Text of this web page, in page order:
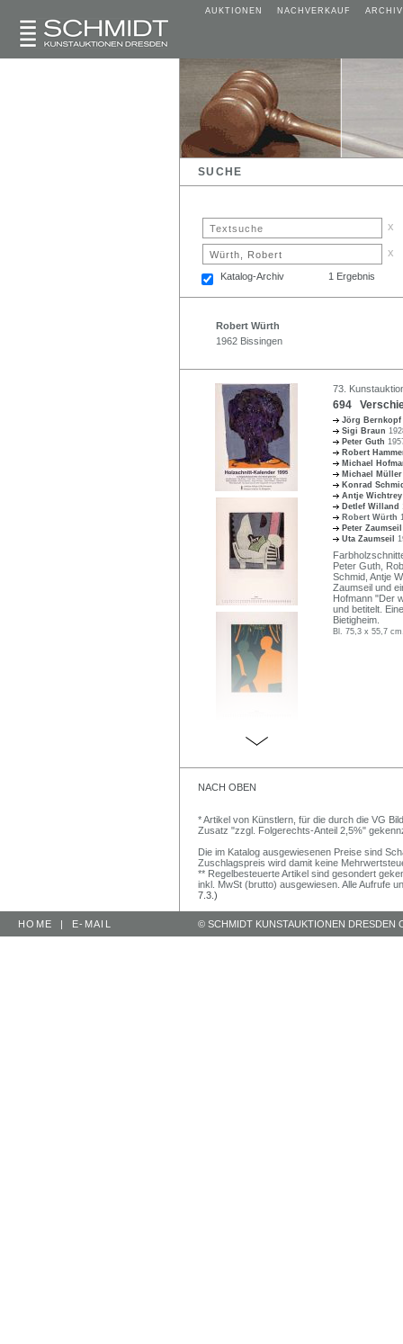
AUKTIONEN NACHVERKAUF ARCHIV
SUCHE
x
x
Katalog-Archiv 1 Ergebnis
Robert Würth
1962 Bissingen
73.
694
Jörg Bernkopf
Sigi Braun
Peter Guth
Robert
Michael
Michael
Konrad
Antje
Detlef Willand
Robert Würth
Peter
Uta Zaumseil
Peter Guth,
Schmid, Antje
Zaumseil und
Hofmann "Der
und betitelt.
Bietigheim.
Bl. 75,3 x 55,7
NACH OBEN
* Artikel von Künstlern, für die durch die VG
Zusatz "zzgl. Folgerechts-Anteil 2,5%"
Die im Katalog ausgewiesenen Preise sind
Zuschlagspreis wird damit keine
** Regelbesteuerte Artikel sind gesondert
inkl. MwSt (brutto) ausgewiesen. Alle Aufrufe
7.3.)
HOME | E-MAIL © SCHMIDT KUNSTAUKTIONEN DRESDEN